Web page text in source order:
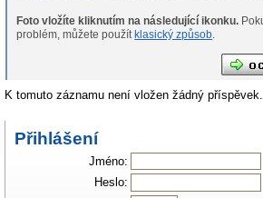
Foto vložíte kliknutím na následující ikonku.
problém, můžete použítklasický způsob.
K tomuto záznamu není vložen žádný příspěvek.
Přihlášení
Jméno:
Heslo: